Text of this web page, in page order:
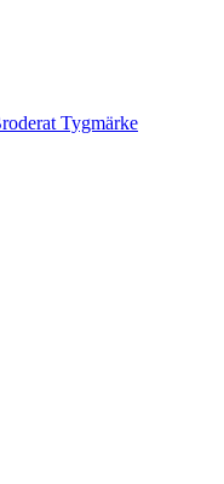
Tygmärke